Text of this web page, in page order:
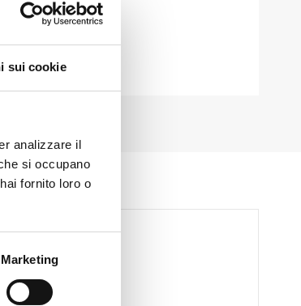
sui cookie
analizzare il
si occupano
fornito loro o
Marketing